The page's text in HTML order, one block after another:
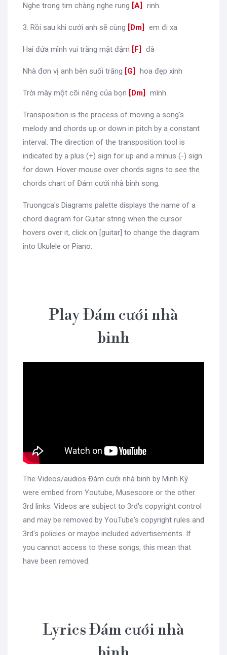
Nghe trong tim chàng nghe rung [A rinh.
3. Rồi sau khi cưới anh sẽ cùng [Dm em đi xa
Hai đứa mình vui trăng mật đậm [F đà
Nhà đơn vị anh bên suối trăng [G hoa đẹp xinh
Trời mây một cõi riêng của bọn [Dm mình.
Transposition is the process of moving a song's
melody and chords up or down in pitch by a constant
interval. The direction of the transposition tool is
indicated by a plus (+) sign for up and a minus (-) sign
for down. Hover mouse over chords signs to see the
chords chart of Đám cưới nhà binh song.
Truongca's Diagrams palette displays the name of a
chord diagram for Guitar string when the cursor
hovers over it, click on [guitar] to change the diagram
into Ukulele or Piano.
Play Đám cưới nhà
binh
The Videos/audios Đám cưới nhà binh by Minh Kỳ
were embed from Youtube, Musescore or the other
3rd links. Videos are subject to 3rd's copyright control
and may be removed by YouTube's copyright rules and
3rd's policies or maybe included advertisements. If
you cannot access to these songs, this mean that
have been removed.
Lyrics Đám cưới nhà